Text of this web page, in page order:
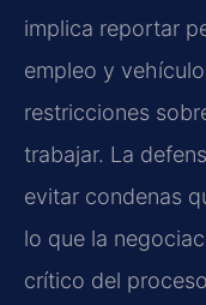
implica reportar
empleo y
restricciones
trabajar. La
evitar condenas
lo que la
crítico del